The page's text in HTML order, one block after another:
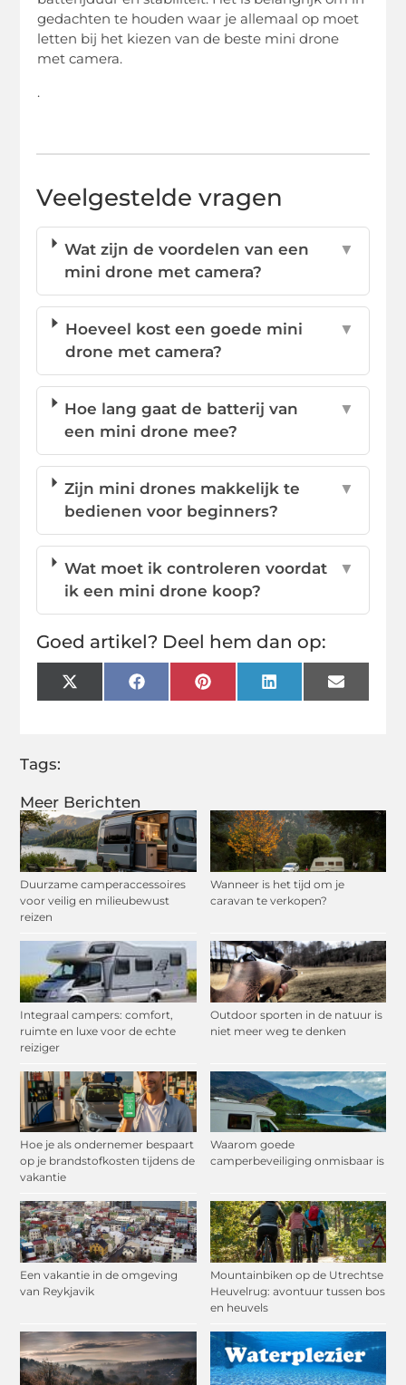
Meer Berichten
Duurzame camperaccessoires
voor veilig en milieubewust
reizen
Wanneer is het tijd om je
caravan te verkopen?
Integraal campers: comfort,
ruimte en luxe voor de echte
reiziger
Outdoor sporten in de natuur is
niet meer weg te denken
Hoe je als ondernemer bespaart
op je brandstofkosten tijdens de
vakantie
Waarom goede
camperbeveiliging onmisbaar is
Een vakantie in de omgeving
van Reykjavik
Mountainbiken op de Utrechtse
Heuvelrug: avontuur tussen bos
en heuvels
gedachten te houden waar je allemaal op moet
letten bij het kiezen van de beste mini drone
met camera.
.
Veelgestelde vragen
Wat zijn de voordelen van een
mini drone met camera?
▼
Hoeveel kost een goede mini
drone met camera?
▼
Hoe lang gaat de batterij van
een mini drone mee?
▼
Zijn mini drones makkelijk te
bedienen voor beginners?
▼
Wat moet ik controleren voordat
ik een mini drone koop?
▼
Goed artikel? Deel hem dan op:
X
(Twitter)
FacebookPinterestLinkedInEmail
Tags: